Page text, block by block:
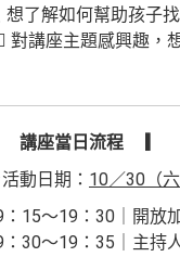
想了解如何幫助孩子
對講座主題感興趣，
講座當日流程 ▎
活動日期： 10／30（
：15～19：30｜開放
：30～19：35｜主持